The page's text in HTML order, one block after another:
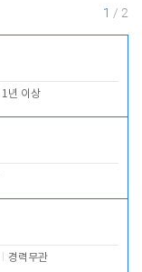
1 / 2
1년 이상
경력무관